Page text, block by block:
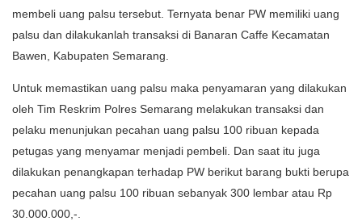
membeli uang palsu tersebut. Ternyata benar PW memiliki uang
palsu dan dilakukanlah transaksi di Banaran Caffe Kecamatan
Bawen, Kabupaten Semarang.
Untuk memastikan uang palsu maka penyamaran yang dilakukan
oleh Tim Reskrim Polres Semarang melakukan transaksi dan
pelaku menunjukan pecahan uang palsu 100 ribuan kepada
petugas yang menyamar menjadi pembeli. Dan saat itu juga
dilakukan penangkapan terhadap PW berikut barang bukti berupa
pecahan uang palsu 100 ribuan sebanyak 300 lembar atau Rp
30.000.000,-.